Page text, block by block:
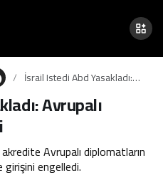
İsrail Istedi Abd Yasakladı:
Avrupalı Elçilere Gazze
EngeliAvrupalı
Avrupalı diplomatların
engelledi.
0